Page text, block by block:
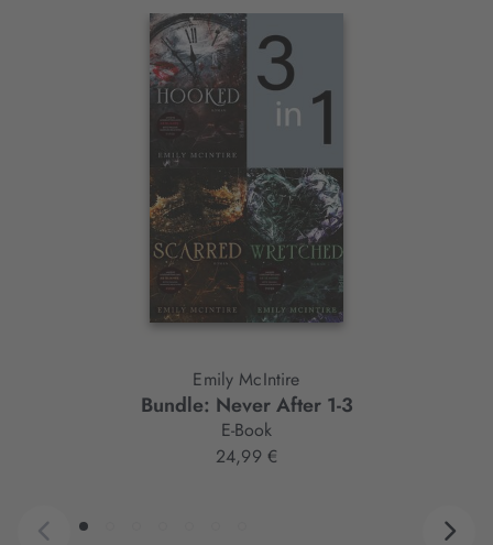
Interaktives
Emily McIntire
Bundle: Never After 1-3
E-Book
24,99 €